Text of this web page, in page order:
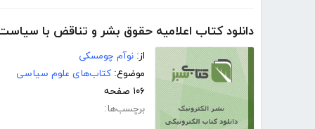
دانلود کتاب اعلامیه حقوق بشر و تناقض با
از: نوآم چومسکی
موضوع: کتاب‌های علوم سیاسی
۱۰۶ صفحه
برچسب‌ها: